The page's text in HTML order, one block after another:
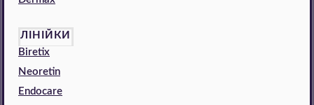
ЛІНІЙКИ
Biretix
Neoretin
Endocare